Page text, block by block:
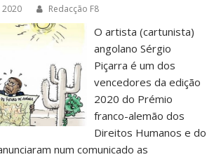
Redacção F8
O artista (cartunista)
angolano Sérgio
Piçarra é um dos
vencedores da edição
2020 do Prémio
franco-alemão dos
Direitos Humanos e do
num comunicado as